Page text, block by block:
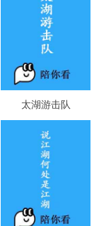
太湖游击队